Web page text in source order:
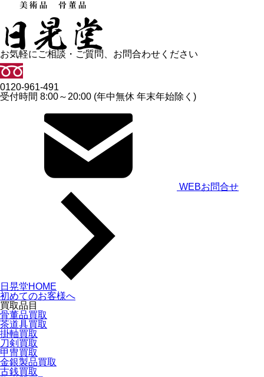
お気軽にご相談・ご質問、お問合わせください
0120-961-491
受付時間 8:00～20:00 (年中無休 年末年始除く)
WEBお問合せ
日晃堂HOME
初めてのお客様へ
買取品目
骨董品買取
茶道具買取
掛軸買取
刀剣買取
甲冑買取
金銀製品買取
古銭買取